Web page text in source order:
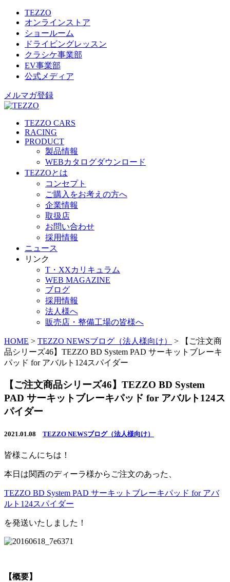
TEZZO
オンラインストア
ショールーム
ドライビングレッスン
クラシケ事業部
EV事業部
公式メディア
メルマガ登録
TEZZO CARS
RACING
PRODUCT
製品情報
WEBカタログダウンロード
TEZZOとは
コンセプト
ご購入をお考えの方へ
企業情報
取扱店
お問い合わせ
採用情報
ニュース
リンク
T・XXカリキュラム
WEB MAGAZINE
ブログ
採用情報
法人様へ
販売店・整備工場の皆様へ
HOME > TEZZO NEWSブログ（法人様向け） >
【ご注文商
品シリーズ46】TEZZO BD System PAD サーキットブレーキ
パッド for アバルト124スパイダー
【ご注文商品シリーズ46】TEZZO BD System
PAD サーキットブレーキパッド for アバルト124ス
パイダー
2021.01.08 TEZZO NEWSブログ（法人様向け）
皆様こんにちは！
本日は関西のディーラ様からご注文のあった、
TEZZO BD System PAD サーキットブレーキパッド for アバ
ルト124スパイダー
を発送いたしました！
【概要】